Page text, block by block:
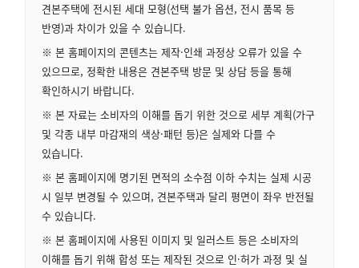
견본주택에 전시된 세대 모형(선택 불가 옵션, 전시 품목 등
반영)과 차이가 있을 수 있습니다.
※ 본 홈페이지의 콘텐츠는 제작·인쇄 과정상 오류가 있을 수
있으므로, 정확한 내용은 견본주택 방문 및 상담 등을 통해
확인하시기 바랍니다.
※ 본 자료는 소비자의 이해를 돕기 위한 것으로 세부 계획(가구
및 각종 내부 마감재의 색상·패턴 등)은 실제와 다를 수
있습니다.
※ 본 홈페이지에 명기된 면적의 소수점 이하 수치는 실제 시공
시 일부 변경될 수 있으며, 견본주택과 달리 평면이 좌우 반전될
수 있습니다.
※ 본 홈페이지에 사용된 이미지 및 일러스트 등은 소비자의
이해를 돕기 위해 합성 또는 제작된 것으로 인·허가 과정 및 실